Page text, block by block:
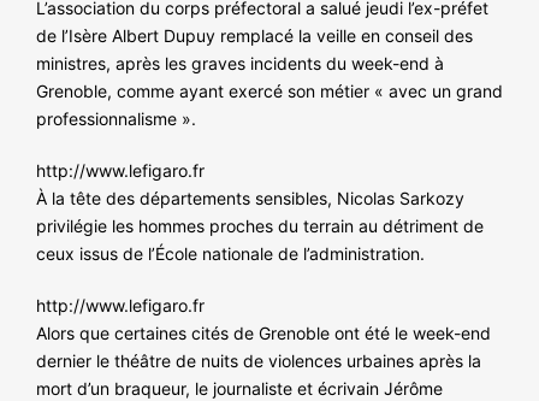
L’association du corps préfectoral a salué jeudi l’ex-préfet
de l’Isère Albert Dupuy remplacé la veille en conseil des
ministres, après les graves incidents du week-end à
Grenoble, comme ayant exercé son métier « avec un grand
professionnalisme ».
http://www.lefigaro.fr
À la tête des départements sensibles, Nicolas Sarkozy
privilégie les hommes proches du terrain au détriment de
ceux issus de l’École nationale de l’administration.
http://www.lefigaro.fr
Alors que certaines cités de Grenoble ont été le week-end
dernier le théâtre de nuits de violences urbaines après la
mort d’un braqueur, le journaliste et écrivain Jérôme